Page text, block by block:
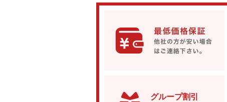
グループ割引